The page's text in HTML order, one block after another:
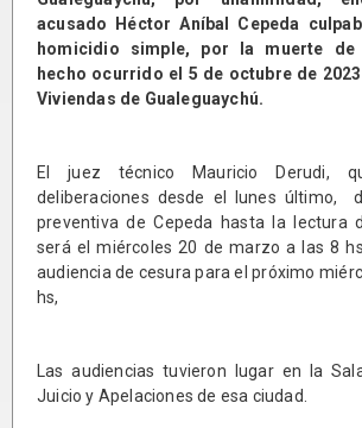
acusado Héctor Aníbal Cepeda
homicidio simple, por la muerte de
hecho ocurrido el 5 de octubre de
Viviendas de Gualeguaychú.
El juez técnico Mauricio Derudi,
deliberaciones desde el lunes último,
preventiva de Cepeda hasta la lectura
será el miércoles 20 de marzo a las 8
audiencia de cesura para el próximo
hs,
Las audiencias tuvieron lugar en la
Juicio y Apelaciones de esa ciudad.